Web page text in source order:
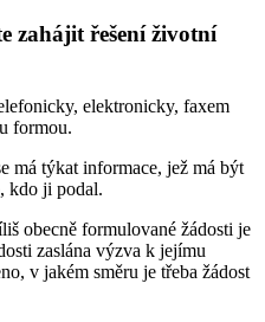
zahájit řešení životní
elektronicky, faxem
formou.
má týkat informace, jež má být
kdo ji podal.
obecně formulované žádosti je
zaslána výzva k jejímu
v jakém směru je třeba žádost